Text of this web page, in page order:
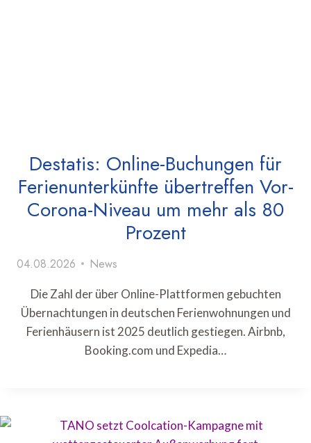
Destatis: Online-Buchungen für
Ferienunterkünfte übertreffen Vor-
Corona-Niveau um mehr als 80
Prozent
04.08.2026 News
Die Zahl der über Online-Plattformen gebuchten
Übernachtungen in deutschen Ferienwohnungen und
Ferienhäusern ist 2025 deutlich gestiegen. Airbnb,
Booking.com und Expedia…